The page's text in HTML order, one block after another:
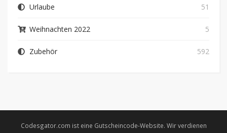
Urlaube 51
Weihnachten 2022 5
Zubehör 592
Codesgator.com ist eine Gutscheincode-Website. Wir verdienen